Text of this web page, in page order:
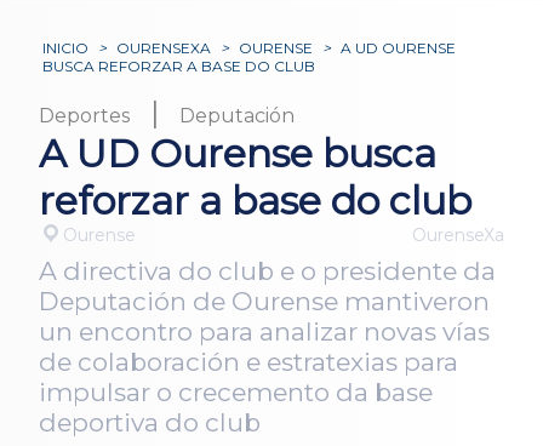
INICIO > OURENSEXA > OURENSE > A UD OURENSE
BUSCA REFORZAR A BASE DO CLUB
Deportes | Deputación
A UD Ourense busca
reforzar a base do club
Ourense OurenseXa
A directiva do club e o presidente da
Deputación de Ourense mantiveron
un encontro para analizar novas vías
de colaboración e estratexias para
impulsar o crecemento da base
deportiva do club